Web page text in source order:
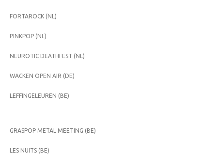
FORTAROCK (NL)
PINKPOP (NL)
NEUROTIC DEATHFEST (NL)
WACKEN OPEN AIR (DE)
LEFFINGELEUREN (BE)
GRASPOP METAL MEETING (BE)
LES NUITS (BE)